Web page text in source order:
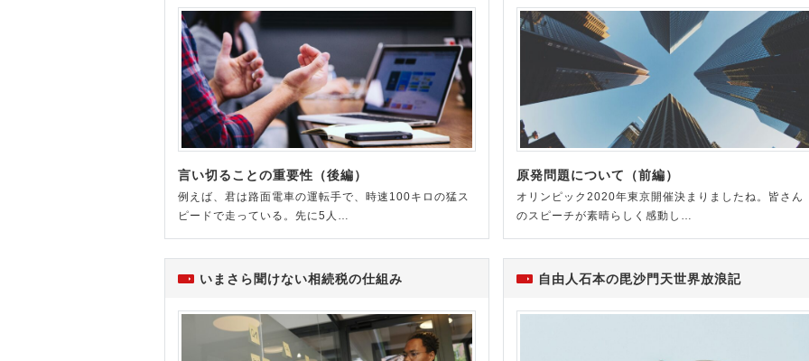
言い切ることの重要性（後編）
例えば、君は路面電車の運転手で、時速100キロの猛ス
ピードで走っている。先に5人…
原発問題について（前編）
オリンピック2020年東京開催決まりましたね。皆さん
のスピーチが素晴らしく感動し…
いまさら聞けない相続税の仕組み 自由人石本の毘沙門天世界放浪記